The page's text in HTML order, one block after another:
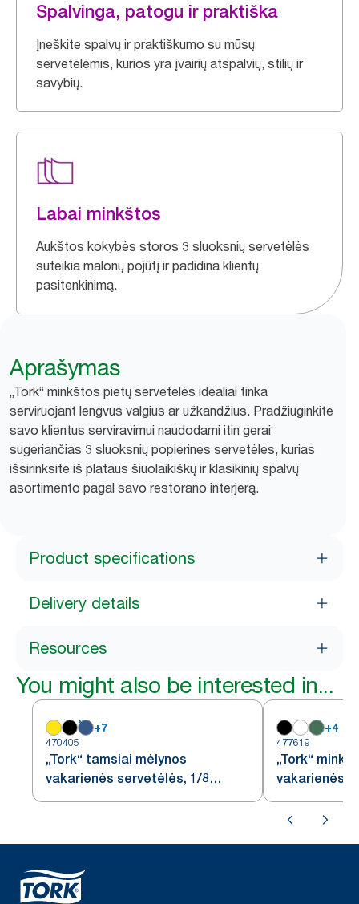
Spalvinga, patogu ir praktiška
Įneškite spalvų ir praktiškumo su mūsų
servetėlėmis, kurios yra įvairių atspalvių, stilių ir
savybių.
Labai minkštos
Aukštos kokybės storos 3 sluoksnių servetėlės
suteikia malonų pojūtį ir padidina klientų
pasitenkinimą.
Aprašymas
„Tork“ minkštos pietų servetėlės idealiai tinka
serviruojant lengvus valgius ar užkandžius. Pradžiuginkite
savo klientus serviravimui naudodami itin gerai
sugeriančias 3 sluoksnių popierines servetėles, kurias
išsirinksite iš plataus šiuolaikiškų ir klasikinių spalvų
asortimento pagal savo restorano interjerą.
Product specifications
Delivery details
Resources
You might also be interested in...
+7
470405
„Tork“ tamsiai mėlynos
vakarienės servetėlės, 1/8
lankstymo
+4
477619
„Tork“
vakarienės
lankstymo